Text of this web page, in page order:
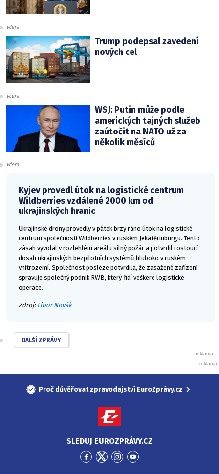
včera
Trump podepsal zavedení
nových cel
včera
WSJ: Putin může podle
amerických tajných služeb
zaútočit na NATO už za
několik měsíců
včera
Kyjev provedl útok na logistické centrum
Wildberries vzdálené 2000 km od
ukrajinských hranic
Ukrajinské drony provedly v pátek brzy ráno útok na logistické
centrum společnosti Wildberries v ruském Jekatěrinburgu. Tento
zásah vyvolal v rozlehlém areálu silný požár a potvrdil rostoucí
dosah ukrajinských bezpilotních systémů hluboko v ruském
vnitrozemí. Společnost posléze potvrdila, že zasažené zařízení
spravuje společný podnik RWB, který řídí veškeré logistické
operace.
Zdroj: Libor Novák
DALŠÍ ZPRÁVY
Proč důvěřovat zpravodajství EuroZprávy.cz
SLEDUJ EUROZPRÁVY.CZ
PřejítPřejítPřejítPřejít